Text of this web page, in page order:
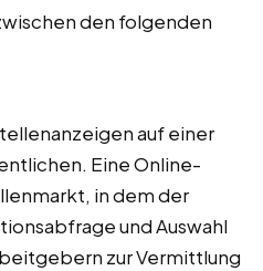
den folgenden
auf einer
Eine Online-
in dem der
und Auswahl
zur Vermittlung